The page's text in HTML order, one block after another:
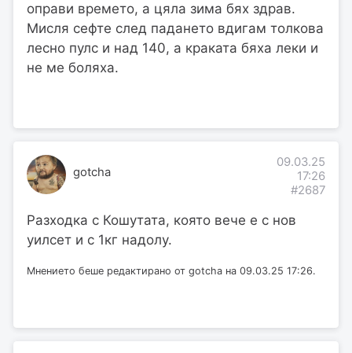
оправи времето, а цяла зима бях здрав.
Мисля сефте след падането вдигам толкова
лесно пулс и над 140, а краката бяха леки и
не ме боляха.
gotcha
09.03.25
17:26
#2687
Разходка с Кошутата, която вече е с нов
уилсет и с 1кг надолу.
Мнението беше редактирано от gotcha на 09.03.25 17:26.